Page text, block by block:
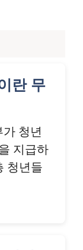
란 무
청년
지급하
청년들